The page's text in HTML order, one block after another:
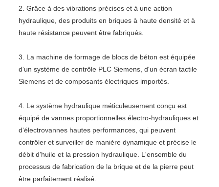
2. Grâce à des vibrations précises et à une action
hydraulique, des produits en briques à haute densité et à
haute résistance peuvent être fabriqués.
3. La machine de formage de blocs de béton est équipée
d'un système de contrôle PLC Siemens, d'un écran tactile
Siemens et de composants électriques importés.
4. Le système hydraulique méticuleusement conçu est
équipé de vannes proportionnelles électro-hydrauliques et
d'électrovannes hautes performances, qui peuvent
contrôler et surveiller de manière dynamique et précise le
débit d'huile et la pression hydraulique. L'ensemble du
processus de fabrication de la brique et de la pierre peut
être parfaitement réalisé.